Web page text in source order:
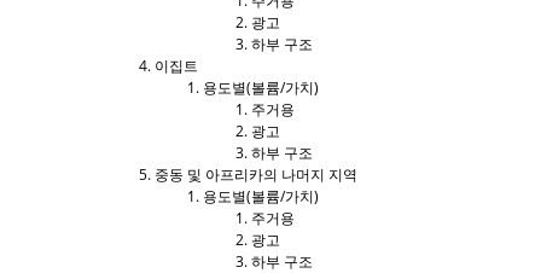
광고
하부 구조
이집트
용도별(볼륨/가치)
주거용
광고
하부 구조
중동 및 아프리카의 나머지 지역
용도별(볼륨/가치)
주거용
광고
하부 구조